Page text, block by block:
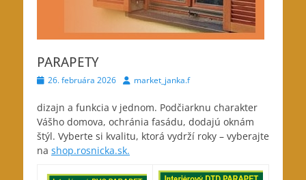
PARAPETY
Posted
26. februára 2026 Authormarket_janka.f
dizajn a funkcia v jednom. Podčiarknu charakter
Vášho domova, ochránia fasádu, dodajú oknám
štýl. Vyberte si kvalitu, ktorá vydrží roky – vyberajte
na shop.rosnicka.sk.